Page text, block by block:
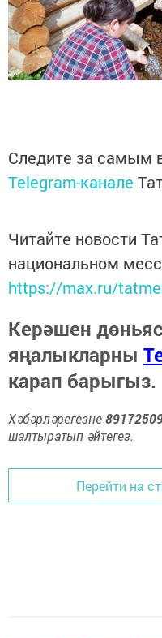
Следите за самым
Telegram-канале
Читайте новости
национальном
https://max.ru/
Керәшен
яңалыкларны
карап барыгыз.
Хәбәрләрегезне
шалтыратып әйтегез.
Перейти на